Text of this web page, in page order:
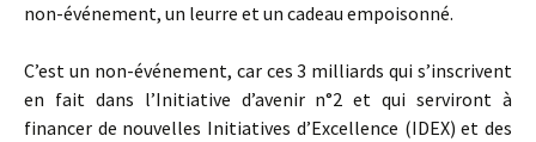
non-événement, un leurre et un cadeau empoisonné.
C’est un non-événement, car ces 3 milliards qui s’inscrivent
en fait dans l’Initiative d’avenir n°2 et qui serviront à
financer de nouvelles Initiatives d’Excellence (IDEX) et des